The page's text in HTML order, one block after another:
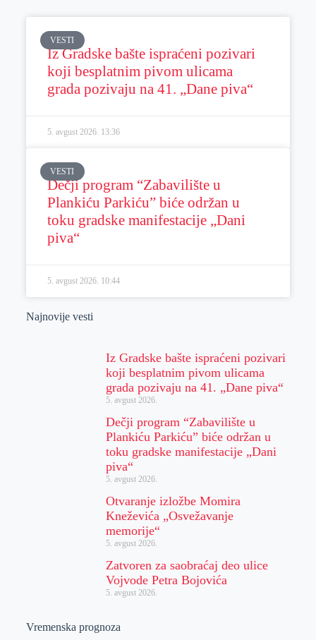
VESTI
Iz Gradske bašte ispraćeni pozivari
koji besplatnim pivom ulicama
grada pozivaju na 41. „Dane piva“
5. avgust 2026. 13:36
VESTI
Dečji program “Zabavilište u
Plankiću Parkiću” biće održan u
toku gradske manifestacije „Dani
piva“
5. avgust 2026. 10:44
Najnovije vesti
Iz Gradske bašte ispraćeni pozivari
koji besplatnim pivom ulicama
grada pozivaju na 41. „Dane piva“
5. avgust 2026.
Dečji program “Zabavilište u
Plankiću Parkiću” biće održan u
toku gradske manifestacije „Dani
piva“
5. avgust 2026.
Otvaranje izložbe Momira
Kneževića „Osvežavanje
memorije“
5. avgust 2026.
Zatvoren za saobraćaj deo ulice
Vojvode Petra Bojovića
5. avgust 2026.
Vremenska prognoza